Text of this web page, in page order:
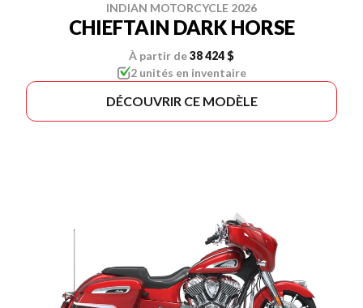
INDIAN MOTORCYCLE 2026
CHIEFTAIN DARK HORSE
À partir de38 424 $
2 unités en inventaire
DÉCOUVRIR CE MODÈLE